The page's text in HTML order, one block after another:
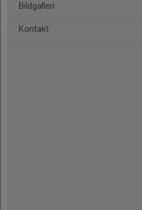
Bildgalleri
Kontakt